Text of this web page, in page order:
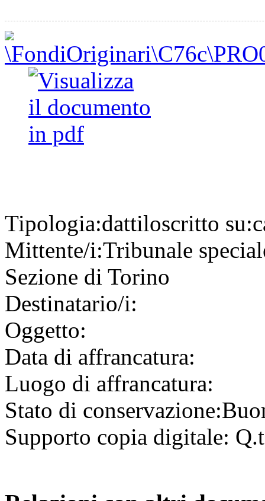
Tipologia:dattiloscritto su:
Mittente/i:Tribunale
Sezione di Torino
Destinatario/i:
Oggetto:
Data di affrancatura:
Luogo di affrancatura:
Stato di conservazione:
Supporto copia digitale: